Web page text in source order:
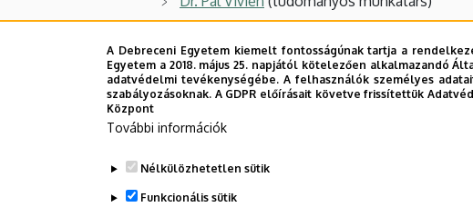
Sipos Tamás(tudományos segédmunkatárs)
Szántai Gergely(szakmai szolgáltató)
Sziklai Zoltán
Szűcsné Pozsonyi Beáta
Tóth Gabriella Judit
A Debreceni Egyetem kiemelt fontosságúnak tartja a
Egyetem a 2018. május 25. napjától kötelezően alkalmazandó
adatvédelmi tevékenységébe. A felhasználók személyes
szabályozásoknak. A GDPR előírásait követve frissítettük
Központ
További információk
Nélkülözhetetlen sütik
Funkcionális sütik